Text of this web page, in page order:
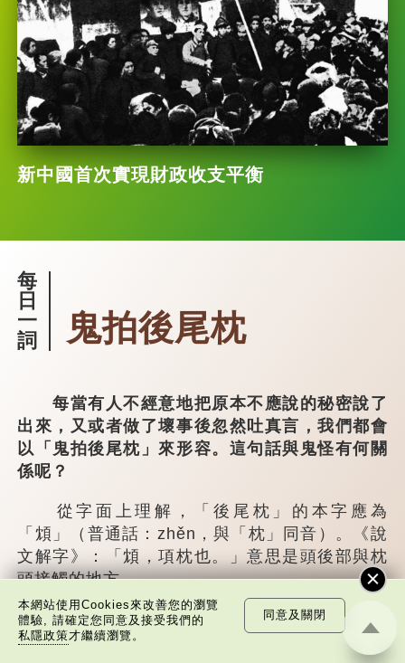
新中國首次實現財政收支平衡
每
日
一
詞
鬼拍後尾枕
每當有人不經意地把原本不應說的秘密說了
出來，又或者做了壞事後忽然吐真言，我們都會
以「鬼拍後尾枕」來形容。這句話與鬼怪有何關
係呢？
從字面上理解，「後尾枕」的本字應為
「䪴」（普通話：zhěn，與「枕」同音）。《說
文解字》：「䪴，項枕也。」意思是頭後部與枕
頭接觸的地方。
民間流傳有一種說法，人會將一些不欲為人
所知的記憶藏於頸後之處。如果忽然吐真言，就
本網站使用Cookies來改善您的瀏覽
體驗, 請確定您同意及接受我們的
私隱政策才繼續瀏覽。
同意及關閉